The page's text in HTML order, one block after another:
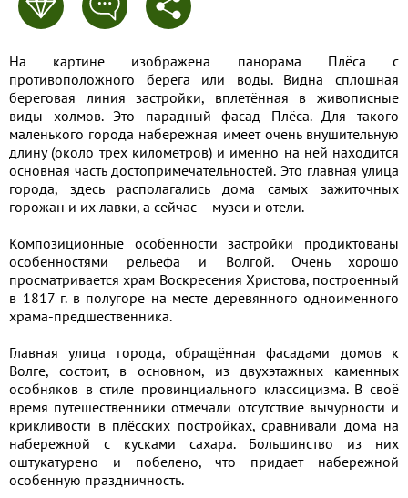
На картине изображена панорама Плёса с
противоположного берега или воды. Видна сплошная
береговая линия застройки, вплетённая в живописные
виды холмов. Это парадный фасад Плёса. Для такого
маленького города набережная имеет очень внушительную
длину (около трех километров) и именно на ней находится
основная часть достопримечательностей. Это главная улица
города, здесь располагались дома самых зажиточных
горожан и их лавки, а сейчас – музеи и отели.
Композиционные особенности застройки продиктованы
особенностями рельефа и Волгой. Очень хорошо
просматривается храм Воскресения Христова, построенный
в 1817 г. в полугоре на месте деревянного одноименного
храма-предшественника.
Главная улица города, обращённая фасадами домов к
Волге, состоит, в основном, из двухэтажных каменных
особняков в стиле провинциального классицизма. В своё
время путешественники отмечали отсутствие вычурности и
крикливости в плёсских постройках, сравнивали дома на
набережной с кусками сахара. Большинство из них
оштукатурено и побелено, что придает набережной
особенную праздничность.